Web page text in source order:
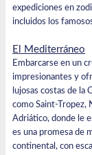
expediciones en
incluidos los
El Mediterráneo
Embarcarse en un
impresionantes y
lujosas costas de la
como Saint-Tropez,
Adriático, donde le
es una promesa de
continental, con